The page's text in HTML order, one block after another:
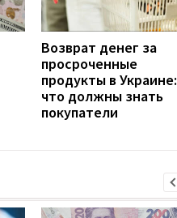
Возврат денег за
просроченные
продукты в Украине:
что должны знать
покупатели